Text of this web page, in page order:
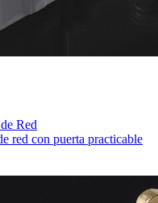
Red
red con puerta practicable